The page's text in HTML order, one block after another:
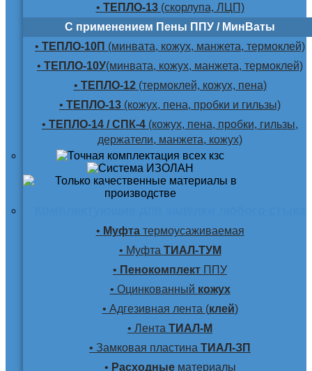
• ТЕПЛО-13(скорлупа, ЛЦП)
С применением Пены ППУ / МинВаты
• ТЕПЛО-10П (минвата, кожух, манжета, термоклей)
• ТЕПЛО-10У(минвата, кожух, манжета, термоклей)
• ТЕПЛО-12(термоклей, кожух, пена)
• ТЕПЛО-13 (кожух, пена, пробки и гильзы)
• ТЕПЛО-14 / СПК-4 (кожух, пена, пробки, гильзы,
держатели, манжета, кожух)
• Муфтатермоусаживаемая
• Муфта ТИАЛ-ТУМ
• Пенокомплект ППУ
• Оцинкованный кожух
• Адгезивная лента (клей)
• Лента ТИАЛ-М
• Замковая пластина ТИАЛ-ЗП
• Расходныематериалы